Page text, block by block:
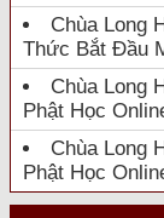
Chùa Long
Thức Bắt Đầu
Chùa Long
Phật Học
Chùa Long
Phật Học